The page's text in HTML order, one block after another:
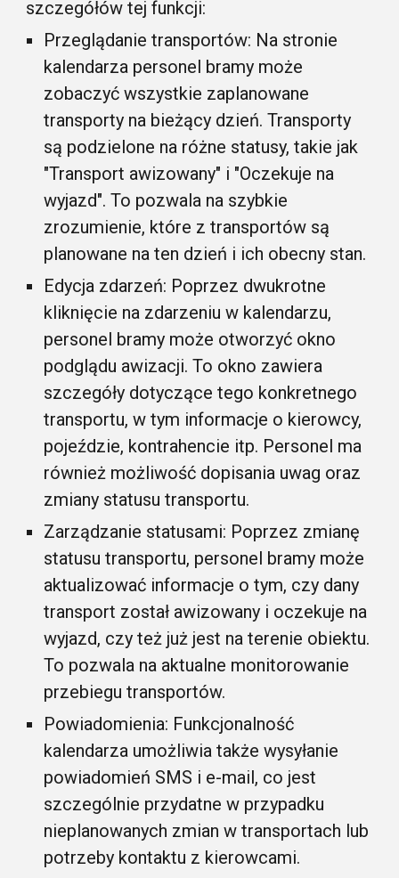
szczegółów tej funkcji:
Przeglądanie transportów: Na stronie
kalendarza personel bramy może
zobaczyć wszystkie zaplanowane
transporty na bieżący dzień. Transporty
są podzielone na różne statusy, takie jak
"Transport awizowany" i "Oczekuje na
wyjazd". To pozwala na szybkie
zrozumienie, które z transportów są
planowane na ten dzień i ich obecny stan.
Edycja zdarzeń: Poprzez dwukrotne
kliknięcie na zdarzeniu w kalendarzu,
personel bramy może otworzyć okno
podglądu awizacji. To okno zawiera
szczegóły dotyczące tego konkretnego
transportu, w tym informacje o kierowcy,
pojeździe, kontrahencie itp. Personel ma
również możliwość dopisania uwag oraz
zmiany statusu transportu.
Zarządzanie statusami: Poprzez zmianę
statusu transportu, personel bramy może
aktualizować informacje o tym, czy dany
transport został awizowany i oczekuje na
wyjazd, czy też już jest na terenie obiektu.
To pozwala na aktualne monitorowanie
przebiegu transportów.
Powiadomienia: Funkcjonalność
kalendarza umożliwia także wysyłanie
powiadomień SMS i e-mail, co jest
szczególnie przydatne w przypadku
nieplanowanych zmian w transportach lub
potrzeby kontaktu z kierowcami.